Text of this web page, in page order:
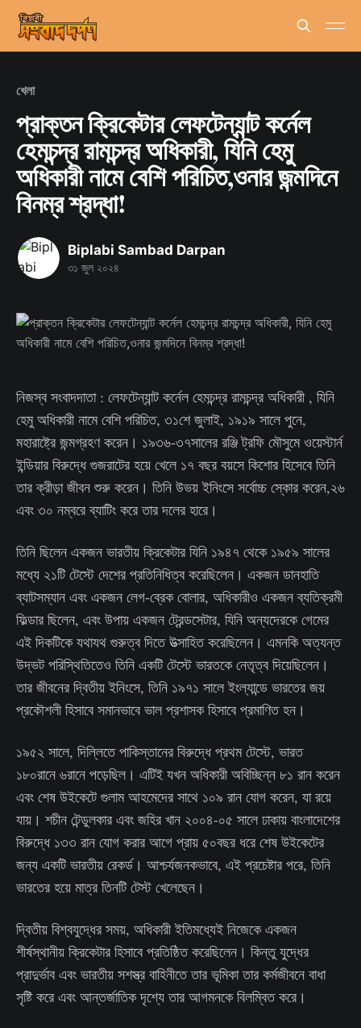
খেলা
প্রাক্তন ক্রিকেটার লেফটেন্যান্ট কর্নেল
হেমচন্দ্র রামচন্দ্র অধিকারী, যিনি হেমু
অধিকারী নামে বেশি পরিচিত,ওনার জন্মদিনে
বিনম্র শ্রদ্ধা!
Biplabi Sambad Darpan
৩১ জুল ২০২৪
নিজস্ব সংবাদদাতা : লেফটেন্যান্ট কর্নেল হেমচন্দ্র রামচন্দ্র অধিকারী , যিনি
হেমু অধিকারী নামে বেশি পরিচিত, ৩১শে জুলাই, ১৯১৯ সালে পুনে,
মহারাষ্ট্রে জন্মগ্রহণ করেন। ১৯৩৬-৩৭সালের রঞ্জি ট্রফি মৌসুমে ওয়েস্টার্ন
ইন্ডিয়ার বিরুদ্ধে গুজরাটের হয়ে খেলে ১৭ বছর বয়সে কিশোর হিসেবে তিনি
তার ক্রীড়া জীবন শুরু করেন। তিনি উভয় ইনিংসে সর্বোচ্চ স্কোর করেন,২৬
এবং ৩০ নম্বরে ব্যাটিং করে তার দলের হারে।
তিনি ছিলেন একজন ভারতীয় ক্রিকেটার যিনি ১৯৪৭ থেকে ১৯৫৯ সালের
মধ্যে ২১টি টেস্টে দেশের প্রতিনিধিত্ব করেছিলেন। একজন ডানহাতি
ব্যাটসম্যান এবং একজন লেগ-ব্রেক বোলার, অধিকারীও একজন ব্যতিক্রমী
ফিল্ডার ছিলেন, এবং উপায় একজন ট্রেন্ডসেটার, যিনি অন্যদেরকে গেমের
এই দিকটিকে যথাযথ গুরুত্ব দিতে উত্সাহিত করেছিলেন। এমনকি অত্যন্ত
উদ্ভট পরিস্থিতিতেও তিনি একটি টেস্টে ভারতকে নেতৃত্ব দিয়েছিলেন।
তার জীবনের দ্বিতীয় ইনিংসে, তিনি ১৯৭১ সালে ইংল্যান্ডে ভারতের জয়
প্রকৌশলী হিসাবে সমানভাবে ভাল প্রশাসক হিসাবে প্রমাণিত হন।
১৯৫২ সালে, দিল্লিতে পাকিস্তানের বিরুদ্ধে প্রথম টেস্টে, ভারত
১৮০রানে ৬রানে পড়েছিল। এটিই যখন অধিকারী অবিচ্ছিন্ন ৮১ রান করেন
এবং শেষ উইকেটে গুলাম আহমেদের সাথে ১০৯ রান যোগ করেন, যা রয়ে
যায়। শচীন টেন্ডুলকার এবং জহির খান ২০০৪-০৫ সালে ঢাকায় বাংলাদেশের
বিরুদ্ধে ১৩৩ রান যোগ করার আগে প্রায় ৫০বছর ধরে শেষ উইকেটের
জন্য একটি ভারতীয় রেকর্ড। আশ্চর্যজনকভাবে, এই প্রচেষ্টার পরে, তিনি
ভারতের হয়ে মাত্র তিনটি টেস্ট খেলেছেন।
দ্বিতীয় বিশ্বযুদ্ধের সময়, অধিকারী ইতিমধ্যেই নিজেকে একজন
শীর্ষস্থানীয় ক্রিকেটার হিসাবে প্রতিষ্ঠিত করেছিলেন। কিন্তু যুদ্ধের
প্রাদুর্ভাব এবং ভারতীয় সশস্ত্র বাহিনীতে তার ভূমিকা তার কর্মজীবনে বাধা
সৃষ্টি করে এবং আন্তর্জাতিক দৃশ্যে তার আগমনকে বিলম্বিত করে।